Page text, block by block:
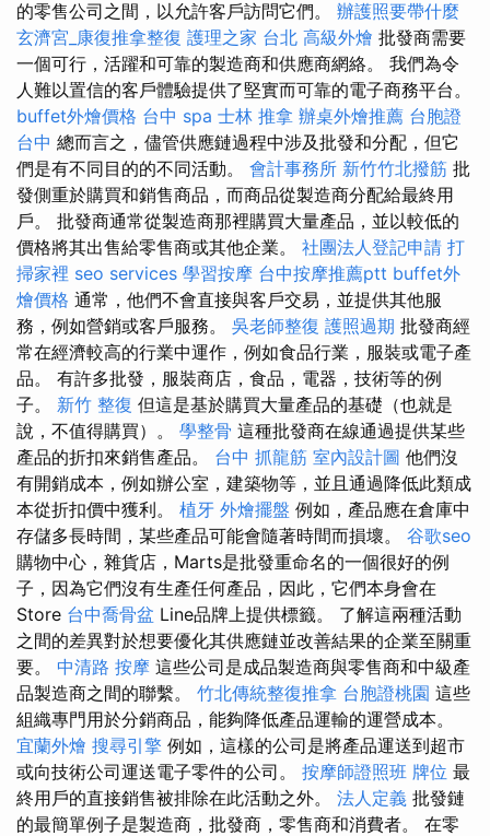
的零售公司之間，以允許客戶訪問它們。 辦護照要帶什麼
玄濟宮_康復推拿整復 護理之家 台北 高級外燴 批發商需要
一個可行，活躍和可靠的製造商和供應商網絡。 我們為令
人難以置信的客戶體驗提供了堅實而可靠的電子商務平台。
buffet外燴價格 台中 spa 士林 推拿 辦桌外燴推薦 台胞證
台中 總而言之，儘管供應鏈過程中涉及批發和分配，但它
們是有不同目的的不同活動。 會計事務所 新竹竹北撥筋 批
發側重於購買和銷售商品，而商品從製造商分配給最終用
戶。 批發商通常從製造商那裡購買大量產品，並以較低的
價格將其出售給零售商或其他企業。 社團法人登記申請 打
掃家裡 seo services 學習按摩 台中按摩推薦ptt buffet外
燴價格 通常，他們不會直接與客戶交易，並提供其他服
務，例如營銷或客戶服務。 吳老師整復 護照過期 批發商經
常在經濟較高的行業中運作，例如食品行業，服裝或電子產
品。 有許多批發，服裝商店，食品，電器，技術等的例
子。 新竹 整復 但這是基於購買大量產品的基礎（也就是
說，不值得購買）。 學整骨 這種批發商在線通過提供某些
產品的折扣來銷售產品。 台中 抓龍筋 室內設計圖 他們沒
有開銷成本，例如辦公室，建築物等，並且通過降低此類成
本從折扣價中獲利。 植牙 外燴擺盤 例如，產品應在倉庫中
存儲多長時間，某些產品可能會隨著時間而損壞。 谷歌seo
購物中心，雜貨店，Marts是批發重命名的一個很好的例
子，因為它們沒有生產任何產品，因此，它們本身會在
Store 台中喬骨盆 Line品牌上提供標籤。 了解這兩種活動
之間的差異對於想要優化其供應鏈並改善結果的企業至關重
要。 中清路 按摩 這些公司是成品製造商與零售商和中級產
品製造商之間的聯繫。 竹北傳統整復推拿 台胞證桃園 這些
組織專門用於分銷商品，能夠降低產品運輸的運營成本。
宜蘭外燴 搜尋引擎 例如，這樣的公司是將產品運送到超市
或向技術公司運送電子零件的公司。 按摩師證照班 牌位 最
終用戶的直接銷售被排除在此活動之外。 法人定義 批發鏈
的最簡單例子是製造商，批發商，零售商和消費者。 在零